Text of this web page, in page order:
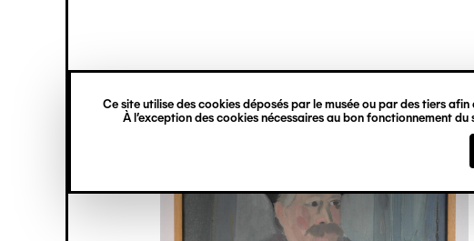
Ce site utilise des cookies déposés par le musée ou par des tiers
À l’exception des cookies nécessaires au bon fonctionnement
principal
verticale